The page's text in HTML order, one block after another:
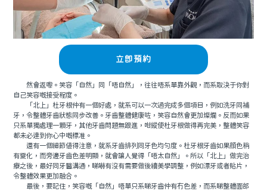
立即預約
然會返嚟。笑容「自然」同「唔自然」，往往唔系單靠外觀，而系取決于你對
自己笑容嘅接受程度。
「北上」杜牙根仲有一個好處，就系可以一次過完成多個項目，例如洗牙同補
牙，令整體牙齒狀態同步改善。牙齒整體健康咗，笑容自然會更加燦爛。反而如果
只系單獨處理一顆牙，其他牙齒問題無跟進，咁縱使杜牙根做得再完美，整體笑容
都未必達到你心中嘅標准。
還有一個細節值得注意，就系牙齒排列同牙色均勻度。杜牙根牙齒如果顔色稍
有變化，而旁邊牙齒色差明顯，就會讓人覺得「唔太自然」。所以「北上」做完治
療之後，最好同牙醫溝通，睇嚇有沒有需要做後續美學調整，例如漂牙或者貼片，
令整體效果更加融合。
最後，要記住，笑容嘅「自然」唔單只系睇牙齒仲有冇色差，而系睇整體面部